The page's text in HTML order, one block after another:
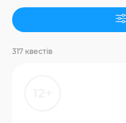
317 квестів